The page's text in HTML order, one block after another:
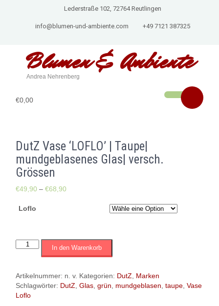
Lederstraße 102, 72764 Reutlingen
info@blumen-und-ambiente.com +49 7121 387325
Blumen & Ambiente
Andrea Nehrenberg
€0,00
DutZ Vase ‘LOFLO’ | Taupe|
mundgeblasenes Glas| versch.
Grössen
€49,90 – €68,90
Loflo
DutZ
Taupe|
mundgeblasenes
In den Warenkorb
Artikelnummer: n. v. Kategorien: DutZ
Marken
Schlagwörter: DutZ Glas grün mundgeblasen taupe Vase
Loflo